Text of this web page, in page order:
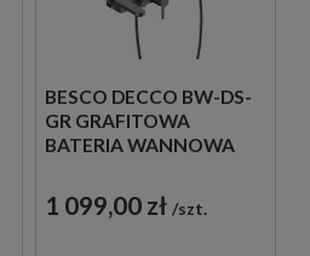
BESCO DECCO BW-DS-
GR GRAFITOWA
BATERIA WANNOWA
1 099,00 zł szt.